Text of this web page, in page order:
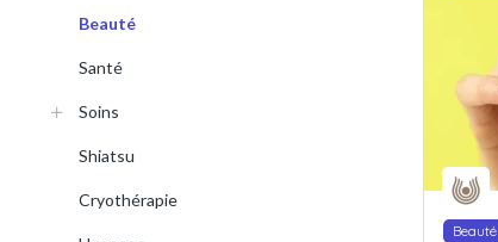
Beauté
Santé
Soins
Shiatsu
Cryothérapie
Beauté